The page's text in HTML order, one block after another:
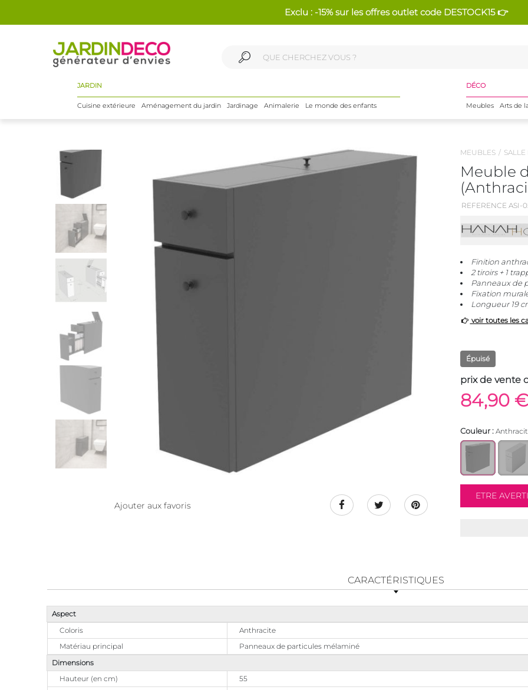
Exclu : -15% sur les offres outlet code DESTOCK15 👉
JARDIN
Cuisine extérieure Aménagement du jardin Jardinage Animalerie Le monde des enfants
DÉCO
Meubles Arts de
Ajouter aux favoris
MEUBLES
Meuble
REFERENCE ASI-
Finition
2 tiroirs + 1
Panneaux de
Fixation
Longueur 19
voir toutes les
Épuisé
prix de vente
84,90 €
Couleur :
CARACTÉRISTIQUES
Aspect
Coloris
Anthracite
Matériau principal
Panneaux de particules mélaminé
Dimensions
Hauteur (en cm)
55